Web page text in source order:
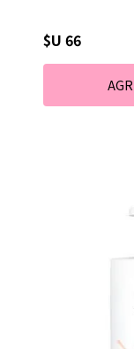
$U 66